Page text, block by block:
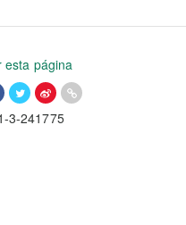
esta página
3-241775